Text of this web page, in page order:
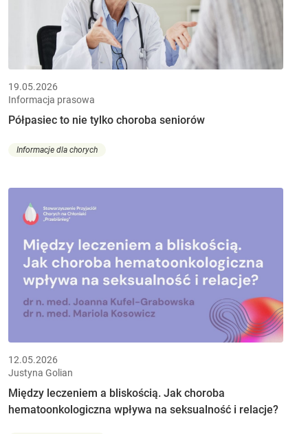
19.05.2026
Informacja prasowa
Półpasiec to nie tylko choroba seniorów
Informacje dla chorych
12.05.2026
Justyna Golian
Między leczeniem a bliskością. Jak choroba
hematoonkologiczna wpływa na seksualność i relacje?